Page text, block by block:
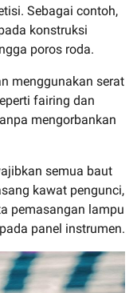
Sebagai contoh,
konstruksi
poros roda.
menggunakan serat
fairing dan
mengorbankan
semua baut
kawat pengunci,
pemasangan lampu
panel instrumen.